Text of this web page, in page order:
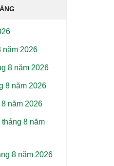
năm 2026
8 năm 2026
8 năm 2026
năm 2026
8 năm
8 năm 2026